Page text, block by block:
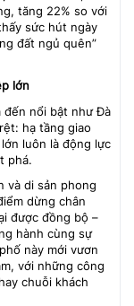
tăng 22% so với
sức hút ngày
đất ngủ quên”
lớn
đến nổi bật như Đà
hạ tầng giao
luôn là động lực
phá.
và di sản phong
dừng chân
được đồng bộ –
hành cùng sự
này mới vươn
với những công
chuỗi khách